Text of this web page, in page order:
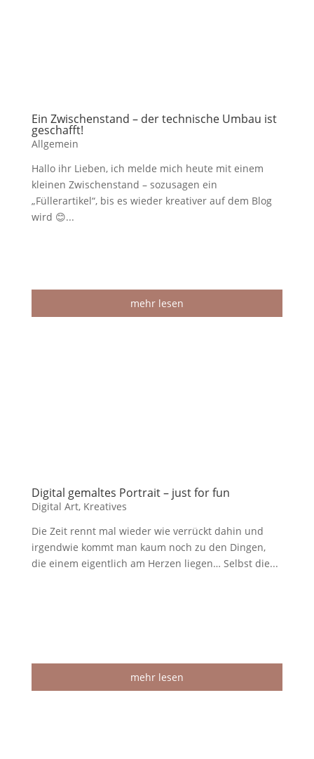
Ein Zwischenstand – der technische Umbau ist
geschafft!
Allgemein
Hallo ihr Lieben, ich melde mich heute mit einem
kleinen Zwischenstand – sozusagen ein
„Füllerartikel“, bis es wieder kreativer auf dem Blog
wird 😊...
mehr lesen
Digital gemaltes Portrait – just for fun
Digital Art, Kreatives
Die Zeit rennt mal wieder wie verrückt dahin und
irgendwie kommt man kaum noch zu den Dingen,
die einem eigentlich am Herzen liegen… Selbst die...
mehr lesen